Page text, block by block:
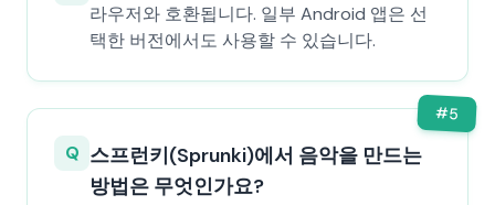
라우저와 호환됩니다. 일부 Android 앱은 선
택한 버전에서도 사용할 수 있습니다.
#5
Q 스프런키(Sprunki)에서 음악을 만드는
방법은 무엇인가요?